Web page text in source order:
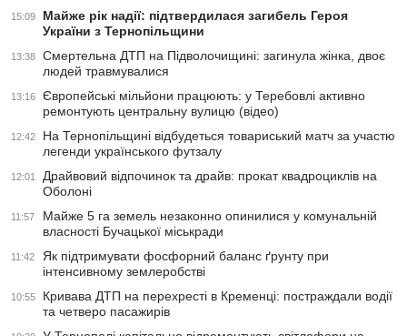
15:09
Майже рік надії: підтвердилася загибель Героя
України з Тернопільщини
13:38
Смертельна ДТП на Підволочищині: загинула жінка, двоє
людей травмувалися
13:16
Європейські мільйони працюють: у Теребовлі активно
ремонтують центральну вулицю (відео)
12:42
На Тернопільщині відбудеться товариський матч за участю
легенди українського футзалу
12:01
Драйвовий відпочинок та драйв: прокат квадроциклів на
Оболоні
11:57
Майже 5 га земель незаконно опинилися у комунальній
власності Бучацької міськради
11:42
Як підтримувати фосфорний баланс ґрунту при
інтенсивному землеробстві
10:55
Кривава ДТП на перехресті в Кременці: постраждали водії
та четверо пасажирів